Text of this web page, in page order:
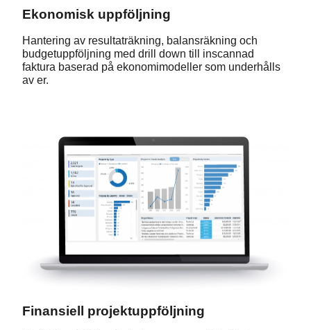
Ekonomisk uppföljning
Hantering av resultaträkning, balansräkning och
budgetuppföljning med drill down till inscannad
faktura baserad på ekonomimodeller som underhålls
av er.
Finansiell projektuppföljning